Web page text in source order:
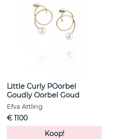
Little Curly POorbel
Goudly Oorbel Goud
Efva Attling
€ 1100
Koop!